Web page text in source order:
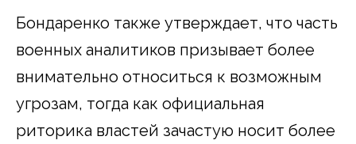
Бондаренко также утверждает, что часть
военных аналитиков призывает более
внимательно относиться к возможным
угрозам, тогда как официальная
риторика властей зачастую носит более